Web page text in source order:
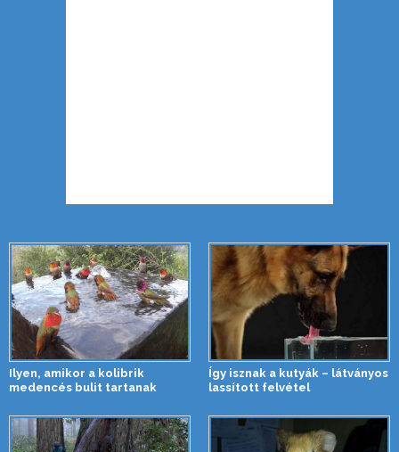
Ilyen, amikor a kolibrik
medencés bulit tartanak
Így isznak a kutyák – látványos
lassított felvétel